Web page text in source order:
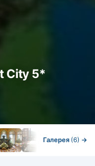
City 5*
Галерея (6) →